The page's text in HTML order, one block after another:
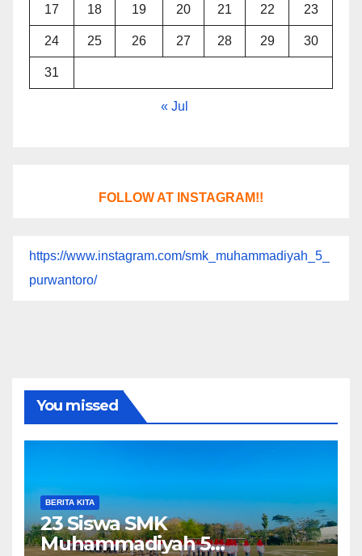
17 18 19 20 21 22 23
24 25 26 27 28 29 30
31
« Jul
FOLLOW AT INSTAGRAM!!
https://www.instagram.com/smk_muhammadiyah_5_
purwantoro/
You missed
BERITA KITA
23 Siswa SMK
Muhammadiyah 5